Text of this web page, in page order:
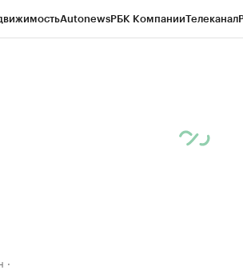
AutonewsРБК КомпанииТелеканал